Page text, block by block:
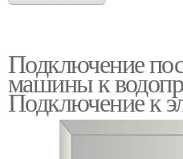
Подключение
машины к
Подключение к